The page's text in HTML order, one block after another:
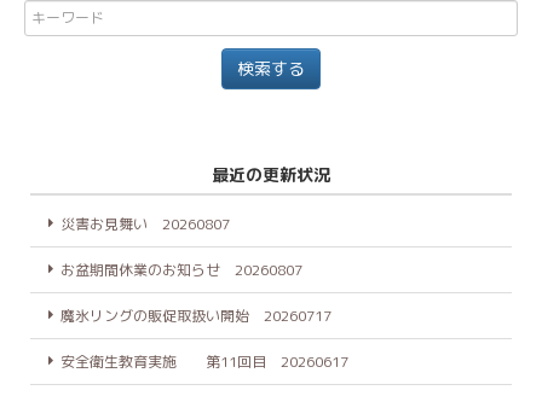
最近の更新状況
災害お見舞い 20260807
お盆期間休業のお知らせ 20260807
魔氷リングの販促取扱い開始 20260717
安全衛生教育実施 第11回目 20260617